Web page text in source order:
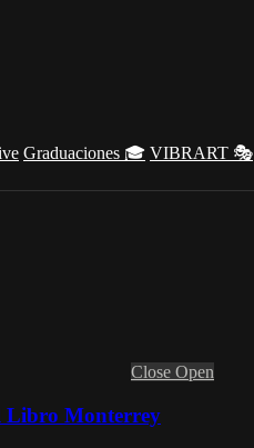
Graduaciones 🎓 VIBRART 🎭
Close Open
Libro Monterrey